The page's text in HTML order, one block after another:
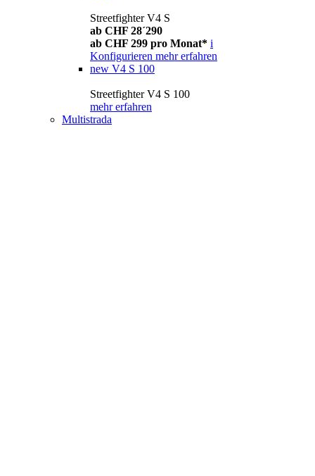
Streetfighter V4 S
ab CHF 28´290
ab CHF 299 pro Monat* i
Konfigurieren mehr erfahren
new V4 S 100
Streetfighter V4 S 100
mehr erfahren
Multistrada